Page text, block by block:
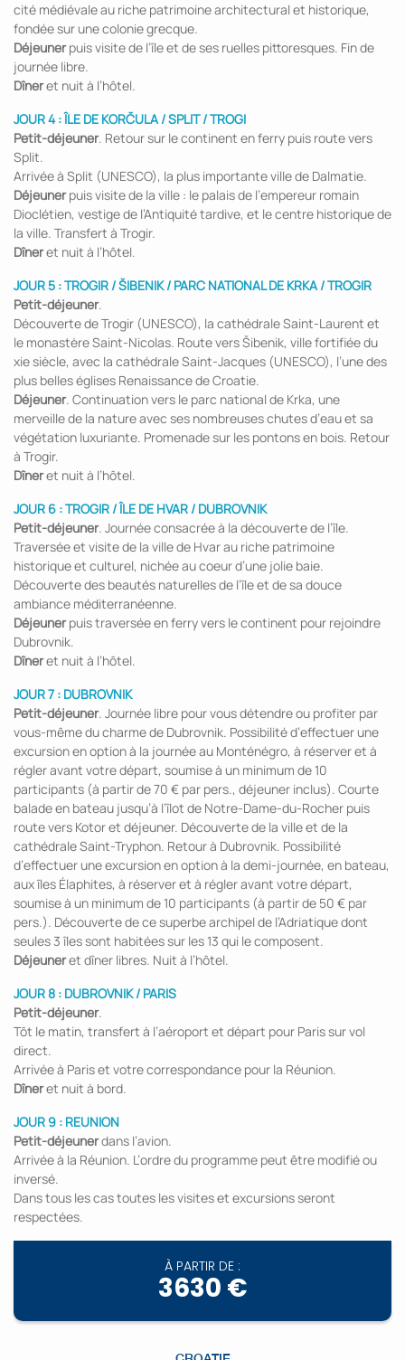
cité médiévale au riche patrimoine architectural et historique,
fondée sur une colonie grecque.
Déjeunerpuis visite de l’île et de ses ruelles pittoresques. Fin de
journée libre.
Dîneret nuit à l’hôtel.
JOUR 4 : ÎLE DE KORČULA / SPLIT / TROGI
Petit-déjeuner. Retour sur le continent en ferry puis route vers
Split.
Arrivée à Split (UNESCO), la plus importante ville de Dalmatie.
Déjeunerpuis visite de la ville : le palais de l’empereur romain
Dioclétien, vestige de l’Antiquité tardive, et le centre historique de
la ville. Transfert à Trogir.
Dîneret nuit à l’hôtel.
JOUR 5 : TROGIR / ŠIBENIK / PARC NATIONAL DE KRKA / TROGIR
Petit-déjeuner.
Découverte de Trogir (UNESCO), la cathédrale Saint-Laurent et
le monastère Saint-Nicolas. Route vers Šibenik, ville fortifiée du
xie siècle, avec la cathédrale Saint-Jacques (UNESCO), l’une des
plus belles églises Renaissance de Croatie.
Déjeuner. Continuation vers le parc national de Krka, une
merveille de la nature avec ses nombreuses chutes d’eau et sa
végétation luxuriante. Promenade sur les pontons en bois. Retour
à Trogir.
Dîneret nuit à l’hôtel.
JOUR 6 : TROGIR / ÎLE DE HVAR / DUBROVNIK
Petit-déjeuner. Journée consacrée à la découverte de l’île.
Traversée et visite de la ville de Hvar au riche patrimoine
historique et culturel, nichée au coeur d’une jolie baie.
Découverte des beautés naturelles de l’île et de sa douce
ambiance méditerranéenne.
Déjeunerpuis traversée en ferry vers le continent pour rejoindre
Dubrovnik.
Dîneret nuit à l’hôtel.
JOUR 7 : DUBROVNIK
Petit-déjeuner. Journée libre pour vous détendre ou profiter par
vous-même du charme de Dubrovnik. Possibilité d’effectuer une
excursion en option à la journée au Monténégro, à réserver et à
régler avant votre départ, soumise à un minimum de 10
participants (à partir de 70 € par pers., déjeuner inclus). Courte
balade en bateau jusqu’à l’îlot de Notre-Dame-du-Rocher puis
route vers Kotor et déjeuner. Découverte de la ville et de la
cathédrale Saint-Tryphon. Retour à Dubrovnik. Possibilité
d’effectuer une excursion en option à la demi-journée, en bateau,
aux îles Élaphites, à réserver et à régler avant votre départ,
soumise à un minimum de 10 participants (à partir de 50 € par
pers.). Découverte de ce superbe archipel de l’Adriatique dont
seules 3 îles sont habitées sur les 13 qui le composent.
Déjeuneret dîner libres. Nuit à l’hôtel.
JOUR 8 : DUBROVNIK / PARIS
Petit-déjeuner.
Tôt le matin, transfert à l’aéroport et départ pour Paris sur vol
direct.
Arrivée à Paris et votre correspondance pour la Réunion.
Dîneret nuit à bord.
JOUR 9 : REUNION
Petit-déjeunerdans l’avion.
Arrivée à la Réunion. L’ordre du programme peut être modifié ou
inversé.
Dans tous les cas toutes les visites et excursions seront
respectées.
À PARTIR DE :
3630 €